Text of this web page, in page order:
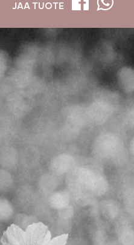
JAA TUOTE